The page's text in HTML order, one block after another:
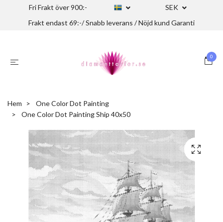
Fri Frakt över 900:-
SEK
Frakt endast 69:-/ Snabb leverans / Nöjd kund Garanti
0
Hem
One Color Dot Painting
One Color Dot Painting Ship 40x50